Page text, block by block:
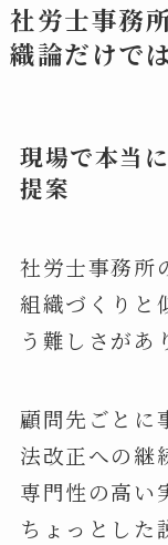
社労士事務
織論だけで
現場で本当
提案
社労士事務所
組織づくりと
う難しさがあ
顧問先ごとに
法改正への継
専門性の高い
ちょっとした